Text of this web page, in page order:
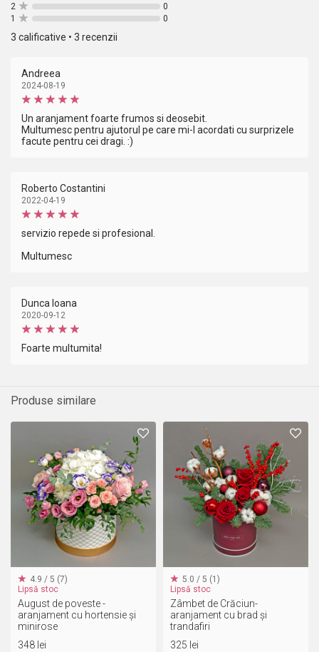
2
0
1
0
3 calificative • 3 recenzii
Andreea
2024-08-19
Un aranjament foarte frumos si deosebit.
Multumesc pentru ajutorul pe care mi-l acordati cu surprizele
facute pentru cei dragi. :)
Roberto Costantini
2022-04-19
servizio repede si profesional.
Multumesc
Dunca Ioana
2020-09-12
Foarte multumita!
Produse similare
4.9 / 5 (7)
Lipsă stoc
August de poveste -
aranjament cu hortensie și
minirose
348 lei
5.0 / 5 (1)
Lipsă stoc
Zâmbet de Crăciun-
aranjament cu brad și
trandafiri
325 lei